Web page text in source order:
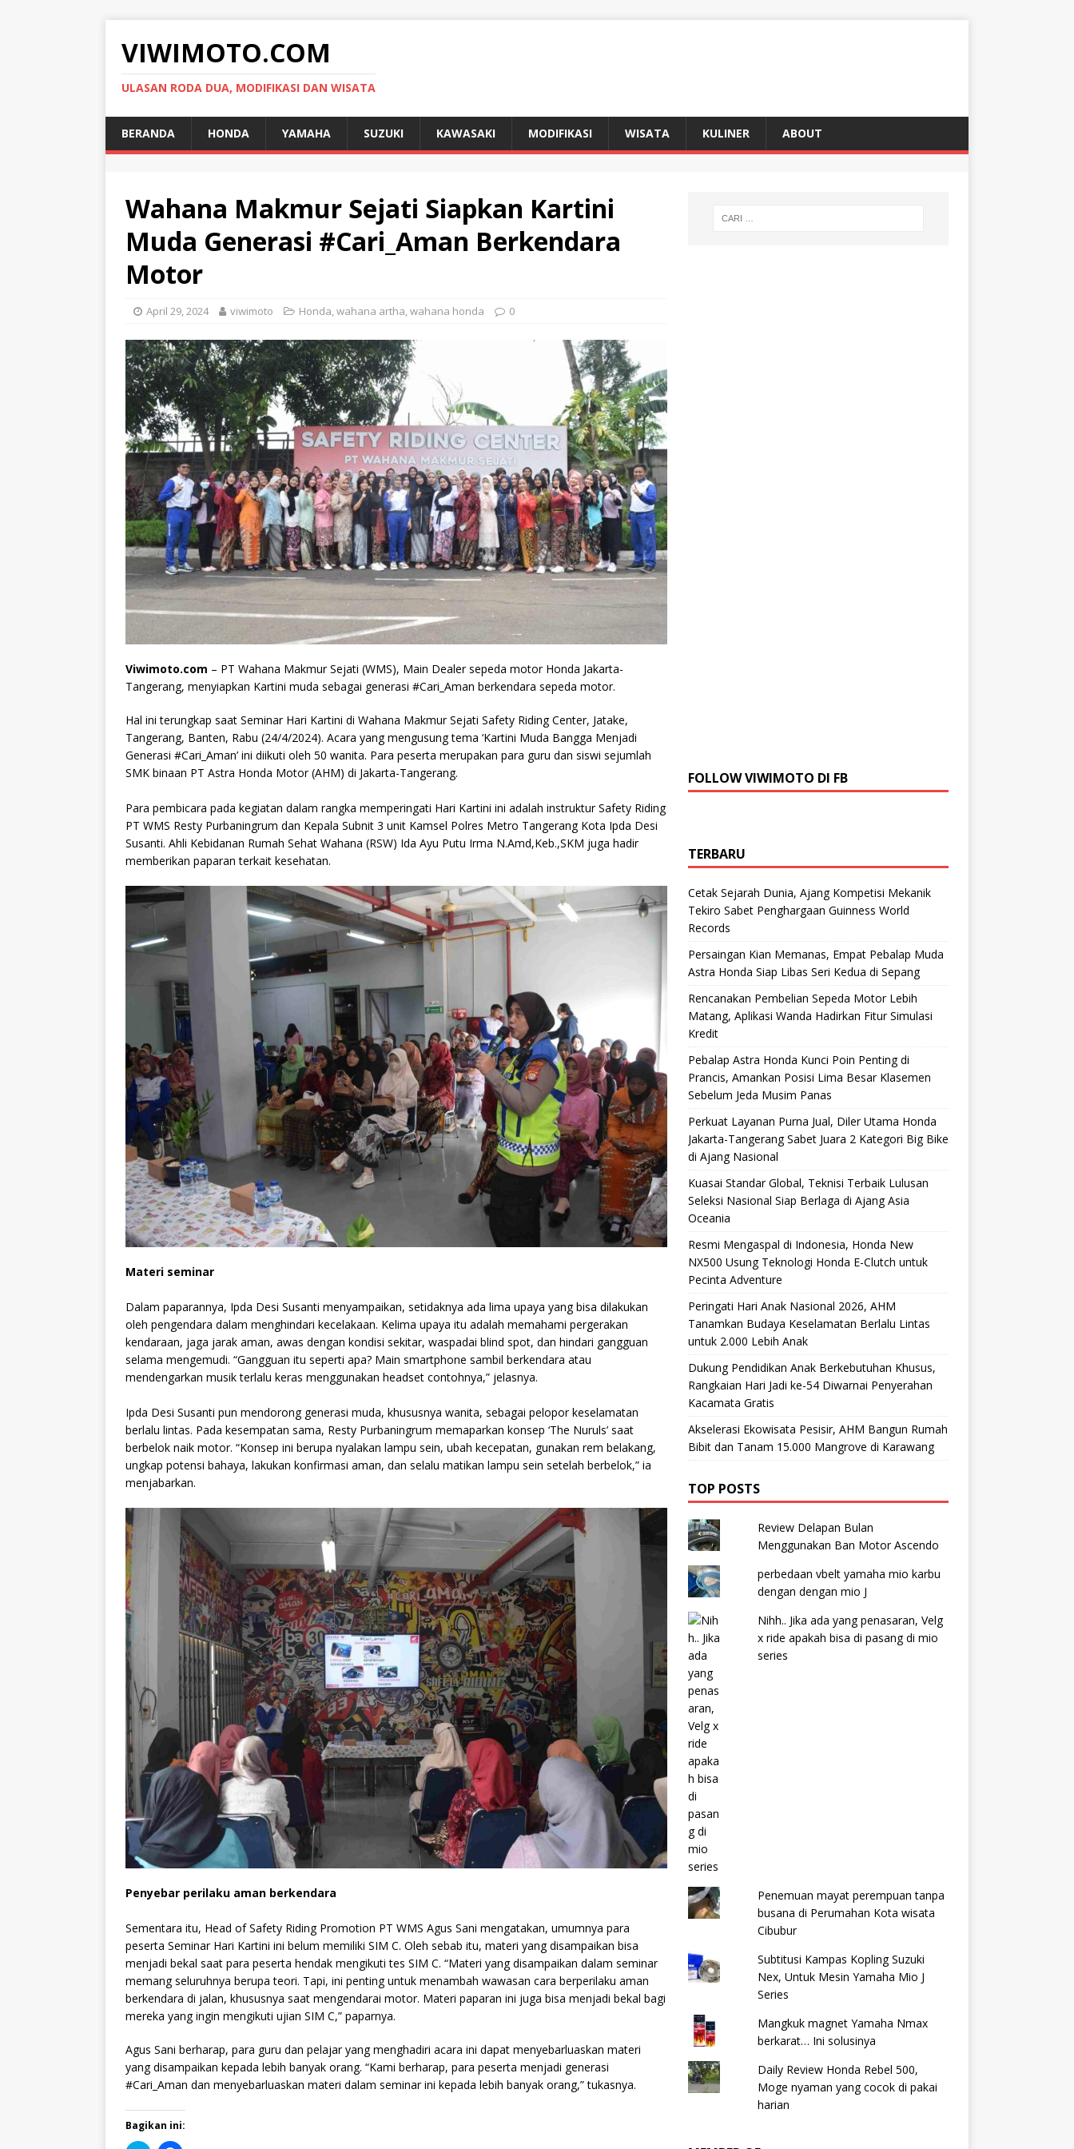
VIWIMOTO.COM
ULASAN RODA DUA, MODIFIKASI DAN WISATA
BERANDA HONDA YAMAHA SUZUKI KAWASAKI MODIFIKASI WISATA KULINER ABOUT
Wahana Makmur Sejati Siapkan Kartini
Muda Generasi #Cari_Aman Berkendara
Motor
April 29, 2024 viwimoto Honda,wahana artha,wahana honda 0
Viwimoto.com – PT Wahana Makmur Sejati (WMS), Main Dealer sepeda motor Honda Jakarta-
Tangerang, menyiapkan Kartini muda sebagai generasi #Cari_Aman berkendara sepeda motor.
Hal ini terungkap saat Seminar Hari Kartini di Wahana Makmur Sejati Safety Riding Center, Jatake,
Tangerang, Banten, Rabu (24/4/2024). Acara yang mengusung tema ‘Kartini Muda Bangga Menjadi
Generasi #Cari_Aman’ ini diikuti oleh 50 wanita. Para peserta merupakan para guru dan siswi sejumlah
SMK binaan PT Astra Honda Motor (AHM) di Jakarta-Tangerang.
Para pembicara pada kegiatan dalam rangka memperingati Hari Kartini ini adalah instruktur Safety Riding
PT WMS Resty Purbaningrum dan Kepala Subnit 3 unit Kamsel Polres Metro Tangerang Kota Ipda Desi
Susanti. Ahli Kebidanan Rumah Sehat Wahana (RSW) Ida Ayu Putu Irma N.Amd,Keb.,SKM juga hadir
memberikan paparan terkait kesehatan.
Materi seminar
Dalam paparannya, Ipda Desi Susanti menyampaikan, setidaknya ada lima upaya yang bisa dilakukan
oleh pengendara dalam menghindari kecelakaan. Kelima upaya itu adalah memahami pergerakan
kendaraan, jaga jarak aman, awas dengan kondisi sekitar, waspadai blind spot, dan hindari gangguan
selama mengemudi. “Gangguan itu seperti apa? Main smartphone sambil berkendara atau
mendengarkan musik terlalu keras menggunakan headset contohnya,” jelasnya.
Ipda Desi Susanti pun mendorong generasi muda, khususnya wanita, sebagai pelopor keselamatan
berlalu lintas. Pada kesempatan sama, Resty Purbaningrum memaparkan konsep ‘The Nuruls’ saat
berbelok naik motor. “Konsep ini berupa nyalakan lampu sein, ubah kecepatan, gunakan rem belakang,
ungkap potensi bahaya, lakukan konfirmasi aman, dan selalu matikan lampu sein setelah berbelok,” ia
menjabarkan.
Penyebar perilaku aman berkendara
Sementara itu, Head of Safety Riding Promotion PT WMS Agus Sani mengatakan, umumnya para
peserta Seminar Hari Kartini ini belum memiliki SIM C. Oleh sebab itu, materi yang disampaikan bisa
menjadi bekal saat para peserta hendak mengikuti tes SIM C. “Materi yang disampaikan dalam seminar
memang seluruhnya berupa teori. Tapi, ini penting untuk menambah wawasan cara berperilaku aman
berkendara di jalan, khususnya saat mengendarai motor. Materi paparan ini juga bisa menjadi bekal bagi
mereka yang ingin mengikuti ujian SIM C,” paparnya.
Agus Sani berharap, para guru dan pelajar yang menghadiri acara ini dapat menyebarluaskan materi
yang disampaikan kepada lebih banyak orang. “Kami berharap, para peserta menjadi generasi
#Cari_Aman dan menyebarluaskan materi dalam seminar ini kepada lebih banyak orang,” tukasnya.
Bagikan ini:
FOLLOW VIWIMOTO DI FB
TERBARU
Cetak Sejarah Dunia, Ajang Kompetisi Mekanik
Tekiro Sabet Penghargaan Guinness World
Records
Persaingan Kian Memanas, Empat Pebalap Muda
Astra Honda Siap Libas Seri Kedua di Sepang
Rencanakan Pembelian Sepeda Motor Lebih
Matang, Aplikasi Wanda Hadirkan Fitur Simulasi
Kredit
Pebalap Astra Honda Kunci Poin Penting di
Prancis, Amankan Posisi Lima Besar Klasemen
Sebelum Jeda Musim Panas
Perkuat Layanan Purna Jual, Diler Utama Honda
Jakarta-Tangerang Sabet Juara 2 Kategori Big Bike
di Ajang Nasional
Kuasai Standar Global, Teknisi Terbaik Lulusan
Seleksi Nasional Siap Berlaga di Ajang Asia
Oceania
Resmi Mengaspal di Indonesia, Honda New
NX500 Usung Teknologi Honda E-Clutch untuk
Pecinta Adventure
Peringati Hari Anak Nasional 2026, AHM
Tanamkan Budaya Keselamatan Berlalu Lintas
untuk 2.000 Lebih Anak
Dukung Pendidikan Anak Berkebutuhan Khusus,
Rangkaian Hari Jadi ke-54 Diwarnai Penyerahan
Kacamata Gratis
Akselerasi Ekowisata Pesisir, AHM Bangun Rumah
Bibit dan Tanam 15.000 Mangrove di Karawang
TOP POSTS
Review Delapan Bulan
Menggunakan Ban Motor Ascendo
perbedaan vbelt yamaha mio karbu
dengan dengan mio J
Nihh.. Jika ada yang penasaran, Velg
x ride apakah bisa di pasang di mio
series
Penemuan mayat perempuan tanpa
busana di Perumahan Kota wisata
Cibubur
Subtitusi Kampas Kopling Suzuki
Nex, Untuk Mesin Yamaha Mio J
Series
Mangkuk magnet Yamaha Nmax
berkarat… Ini solusinya
Daily Review Honda Rebel 500,
Moge nyaman yang cocok di pakai
harian